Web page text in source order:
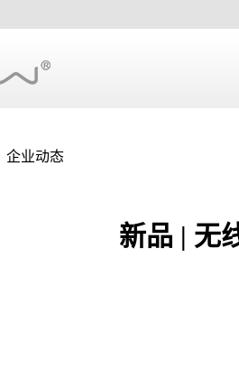
企业动态
新品 | 无